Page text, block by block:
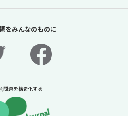
は留守番」責任があるの
に潜む社会課題をキャッ
をみんなのものに
問題を構造化する